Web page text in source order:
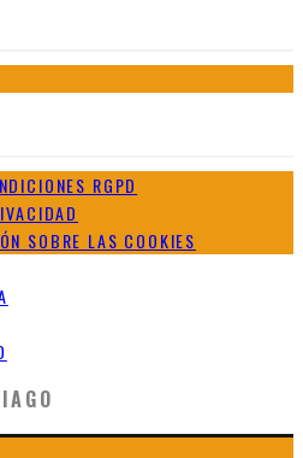
RGPD
SOBRE LAS COOKIES